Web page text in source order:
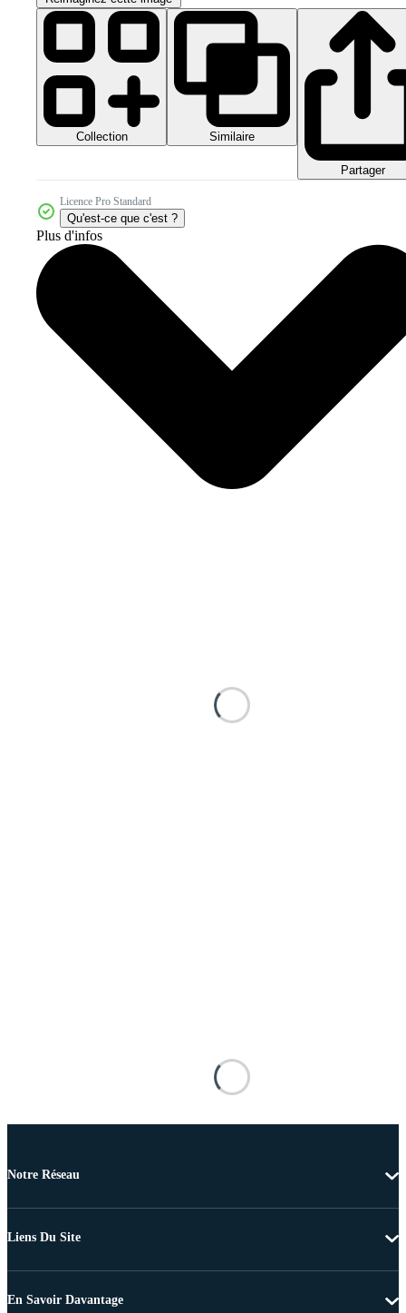
Collection Similaire
Partager
Licence Pro Standard
Qu'est-ce que c'est ?
Plus d'infos
Notre Réseau
Liens Du Site
En Savoir Davantage